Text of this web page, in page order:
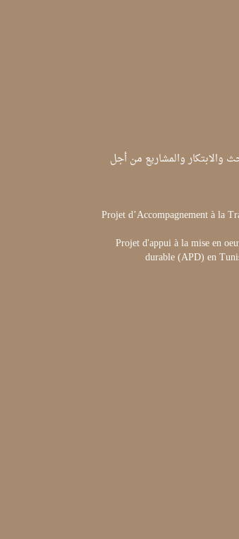
والابتكار والمشاريع من أجل
Projet d’Accompagnement à la
Projet d'appui à la mise en
durable (APD) en